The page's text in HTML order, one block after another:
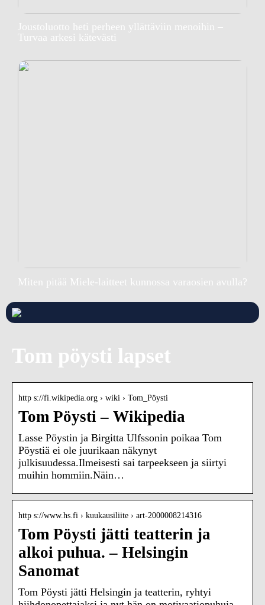
Joustoluotto heti perheen yllättäviin menoihin –
Turvaa arkesi kätevästi
Miten pitää Miele-laitteet kunnossa varaosien avulla?
Tom pöysti lapset
http s://fi.wikipedia.org › wiki › Tom_Pöysti
Tom Pöysti – Wikipedia
Lasse Pöystin ja Birgitta Ulfssonin poikaa Tom
Pöystiä ei ole juurikaan näkynyt
julkisuudessa.Ilmeisesti sai tarpeekseen ja siirtyi
muihin hommiin.Näin…
http s://www.hs.fi › kuukausiliite › art-2000008214316
Tom Pöysti jätti teatterin ja
alkoi puhua. – Helsingin
Sanomat
Tom Pöysti jätti Helsingin ja teatterin, ryhtyi